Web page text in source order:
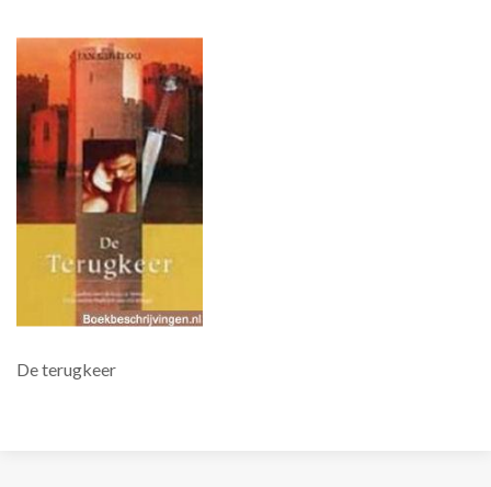
De terugkeer